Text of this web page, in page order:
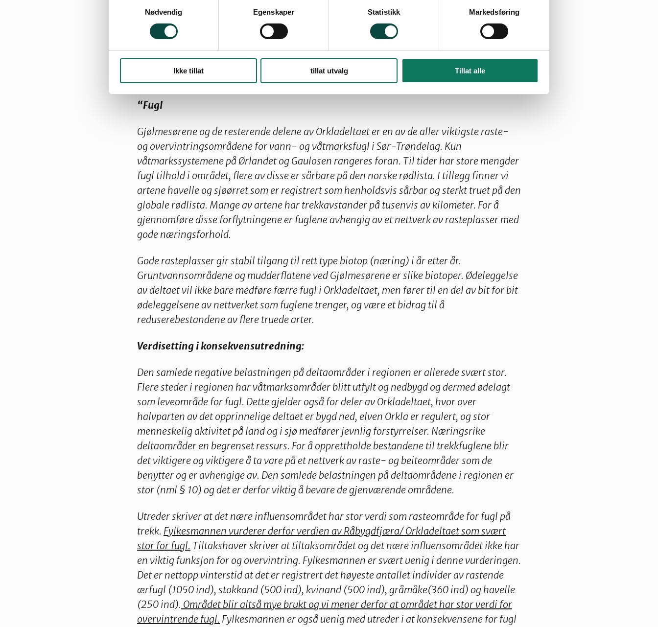
Nødvendig
Egenskaper Statistikk Markedsføring
Ikke tillat tillat utvalg Tillat alle
Planene fra havna er omstridt, blant annet på grunn av store natur­inngrep og
mangelfulle kon­se­­kvensutredninger. Miljøvernavdelinga hos Fylkes­mannen i
Sør-Trøndelag har etter vår mening gitt en meget grundig gjen­nom­gang av
prosjektet, både når det gjelder utfordringer og muligheter. Innledningsvis vil vi
derfor sitere utfyllende fra høringsuttalelsen fra fylkes­mannen av 21.05.2014:
“Fugl
Gjølmesørene og de resterende delene av Orkladeltaet er en av de aller viktigste raste-
og overvintringsområdene for vann- og våtmarksfugl i Sør-Trøndelag. Kun
våtmarkssystemene på Ørlandet og Gaulosen rangeres foran. Til tider har store mengder
fugl tilhold i området, flere av disse er sårbare på den norske rødlista. I tillegg finner vi
artene havelle og sjøørret som er registrert som henholdsvis sårbar og sterkt truet på den
globale rødlista. Mange av artene har trekkavstander på tusenvis av kilometer. For å
gjennomføre disse forflytningene er fuglene avhengig av et nettverk av rasteplasser med
gode næringsforhold.
Gode rasteplasser gir stabil tilgang til rett type biotop (næring) i år etter år.
Gruntvannsområdene og mudderflatene ved Gjølmesørene er slike biotoper. Ødeleggelse
av deltaet vil ikke bare medføre færre fugl i Orkladeltaet, men fører til en del av bit for bit
øde­leg­gelsene av nettverket som fuglene trenger, og være et bidrag til å
reduserebestandene av flere truede arter.
Verdisetting i konsekvensutredning:
Den samlede negative belastningen på deltaområder i regionen er allerede svært stor.
Flere steder i regionen har våtmarksområder blitt utfylt og nedbygd og dermed ødelagt
som leveområde for fugl. Dette gjelder også for deler av Orkladeltaet, hvor over
halvparten av det opprinnelige deltaet er bygd ned, elven Orkla er regulert, og stor
menneskelig aktivitet på land og i sjø medfører jevnlig forstyrrelser. Næringsrike
deltaområder en begrenset ressurs. For å opprettholde bestandene til trekkfuglene blir
det viktigere og viktigere å ta vare på et nettverk av raste- og beiteområder som de
benytter og er avhengige av. Den samlede belastningen på deltaområdene i regionen er
stor (nml § 10) og det er derfor viktig å bevare de gjenværende områdene.
Utreder skriver at det nære influensområdet har stor verdi som rasteområde for fugl på
trekk. Fylkesmannen vurderer derfor verdien av Råbygdfjæra/ Orkladeltaet som svært
stor for fugl. Tiltakshaver skriver at tiltaksområdet og det nære influensområdet ikke har
en viktig funksjon for og overvintring. Fylkesmannen er svært uenig i denne vurderingen.
Det er nettopp vinterstid at det er registrert det høyeste antallet individer av rastende
ærfugl (1050 ind), stokkand (500 ind), kvinand (500 ind), gråmåke(360 ind) og havelle
(250 ind). Området blir altså mye brukt og vi mener derfor at området har stor verdi for
overvintrende fugl. Fylkesmannen er også uenig med utreder i at konsekvensene for fugl